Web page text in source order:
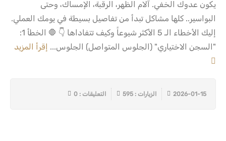
يكون عدوك الخفي. آلام الظهر، الرقبة، الإمساك، وحتى
البواسير.. كلها مشاكل تبدأ من تفاصيل بسيطة في يومك العملي.
إليك الأخطاء الـ 5 الأكثر شيوعاً وكيف تتفاداها 👇 🛑 الخطأ 1:
"السجن الاختياري" (الجلوس المتواصل) الجلوس... إقرأ المزيد
2026-01-15 الزيارات : 595 التعليقات : 0